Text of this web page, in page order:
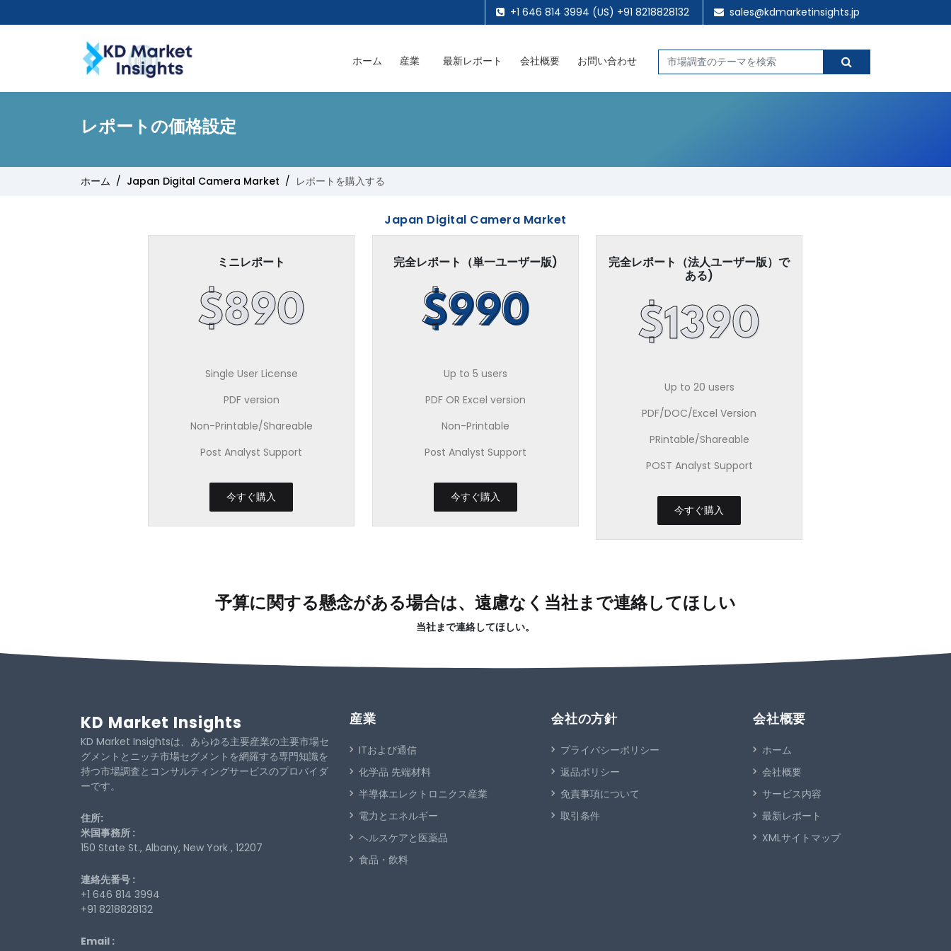
+1 646 814 3994 (US) +91 8218828132 sales@kdmarketinsights.jp
ホーム 産業 最新レポート 会社概要 お問い合わせ
レポートの価格設定
ホーム Japan Digital Camera Market レポートを購入する
Japan Digital Camera Market
ミニレポート
$890
Single User License
PDF version
Non-Printable/Shareable
Post Analyst Support
今すぐ購入
完全レポート（単一ユーザー版)
$990
Up to 5 users
PDF OR Excel version
Non-Printable
Post Analyst Support
今すぐ購入
完全レポート（法人ユーザー版）で
ある)
$1390
Up to 20 users
PDF/DOC/Excel Version
PRintable/Shareable
POST Analyst Support
今すぐ購入
予算に関する懸念がある場合は、遠慮なく当社まで連絡してほしい
当社まで連絡してほしい。
KD Market Insights
KD Market Insightsは、あらゆる主要産業の主要市場セ
グメントとニッチ市場セグメントを網羅する専門知識を
持つ市場調査とコンサルティングサービスのプロバイダ
ーです。
住所:
米国事務所 :
150 State St., Albany, New York , 12207
連絡先番号 :
+1 646 814 3994
+91 8218828132
Email :
産業
ITおよび通信
化学品 先端材料
半導体エレクトロニクス産業
電力とエネルギー
ヘルスケアと医薬品
食品・飲料
会社の方針
プライバシーポリシー
返品ポリシー
免責事項について
取引条件
会社概要
ホーム
会社概要
サービス内容
最新レポート
XMLサイトマップ